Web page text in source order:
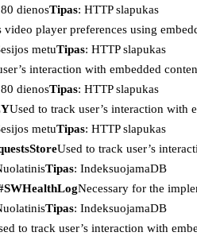
dienosTipas: HTTP slapukas
video player preferences using
metuTipas: HTTP slapukas
interaction with embedded
dienosTipas: HTTP slapukas
Used to track user’s interaction with
metuTipas: HTTP slapukas
Used to track user’s
Tipas: IndeksuojamaDB
Necessary for the
Tipas: IndeksuojamaDB
to track user’s interaction with